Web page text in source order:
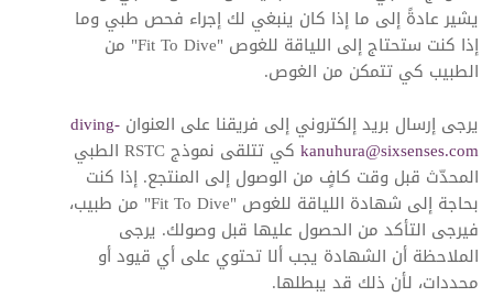
يشير عادةً إلى ما إذا كان ينبغي لك إجراء فحص طبي وما
إذا كنت ستحتاج إلى اللياقة للغوص "Fit To Dive" من
الطبيب كي تتمكن من الغوص.
يرجى إرسال بريد إلكتروني إلى فريقنا على العنوانdiving-
kanuhura@sixsenses.com
كي تتلقى نموذج RSTC الطبي
المحدّث قبل وقت كافٍ من الوصول إلى المنتجع. إذا كنت
بحاجة إلى شهادة اللياقة للغوص "Fit To Dive" من طبيب،
فيرجى التأكد من الحصول عليها قبل وصولك. يرجى
الملاحظة أن الشهادة يجب ألا تحتوي على أي قيود أو
محددات، لأن ذلك قد يبطلها.